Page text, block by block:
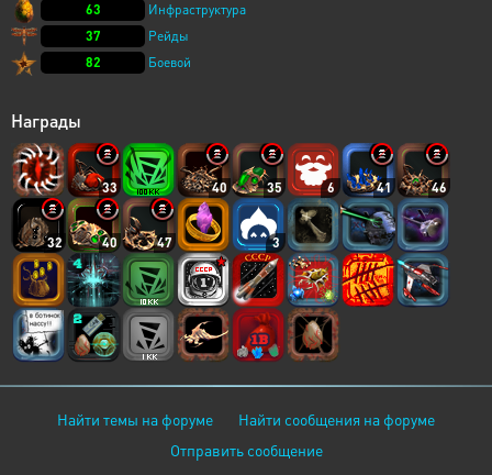
63
Инфраструктура
37
Рейды
82
Боевой
Награды
33 40 35 6 41 46
32 40 47 3
Найти темы на форуме
Найти сообщения на форуме
Отправить сообщение